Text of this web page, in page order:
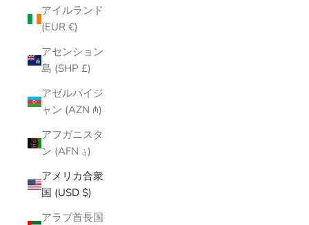
アイルランド
(EUR €)
アセンション
島 (SHP £)
アゼルバイジ
ャン (AZN ₼)
アフガニスタ
ン (AFN ؋)
アメリカ合衆
国 (USD $)
アラブ首長国